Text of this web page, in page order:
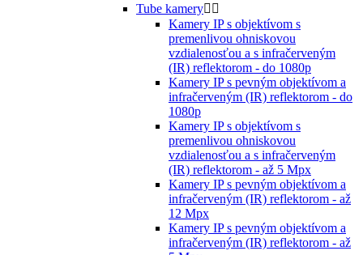
Tube kamery 
Kamery IP s objektívom s
premenlivou ohniskovou
vzdialenosťou a s infračerveným
(IR) reflektorom - do 1080p
Kamery IP s pevným objektívom a
infračerveným (IR) reflektorom - do
1080p
Kamery IP s objektívom s
premenlivou ohniskovou
vzdialenosťou a s infračerveným
(IR) reflektorom - až 5 Mpx
Kamery IP s pevným objektívom a
infračerveným (IR) reflektorom - až
12 Mpx
Kamery IP s pevným objektívom a
infračerveným (IR) reflektorom - až